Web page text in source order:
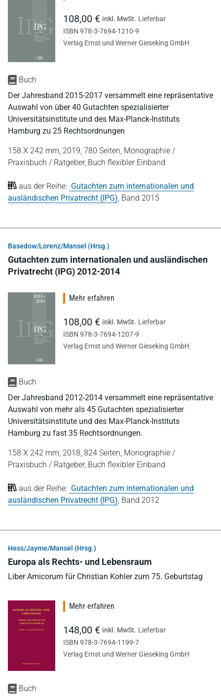
Buch
Der Jahresband 2015-2017 versammelt eine repräsentative
Auswahl von über 40 Gutachten spezialisierter
Universitätsinstitute und des Max-Planck-Instituts
Hamburg zu 25 Rechtsordnungen
158 X 242 mm, 2019, 780 Seiten, Monographie /
Praxisbuch / Ratgeber, Buch flexibler Einband
aus der Reihe: Gutachten zum internationalen und
ausländischen Privatrecht (IPG), Band 2015
108,00 € inkl. MwSt. Lieferbar
ISBN 978-3-7694-1210-9
Verlag Ernst und Werner Gieseking GmbH
Basedow/Lorenz/Mansel (Hrsg.)
Gutachten zum internationalen und ausländischen
Privatrecht (IPG) 2012-2014
Buch
Der Jahresband 2012-2014 versammelt eine repräsentative
Auswahl von mehr als 45 Gutachten spezialisierter
Universitätsinstitute und des Max-Planck-Instituts
Hamburg zu fast 35 Rechtsordnungen.
158 X 242 mm, 2018, 824 Seiten, Monographie /
Praxisbuch / Ratgeber, Buch flexibler Einband
aus der Reihe: Gutachten zum internationalen und
ausländischen Privatrecht (IPG), Band 2012
Mehr erfahren
108,00 € inkl. MwSt. Lieferbar
ISBN 978-3-7694-1207-9
Verlag Ernst und Werner Gieseking GmbH
Hess/Jayme/Mansel (Hrsg.)
Europa als Rechts- und Lebensraum
Liber Amicorum für Christian Kohler zum 75. Geburtstag
Buch
Mehr erfahren
148,00 € inkl. MwSt. Lieferbar
ISBN 978-3-7694-1199-7
Verlag Ernst und Werner Gieseking GmbH